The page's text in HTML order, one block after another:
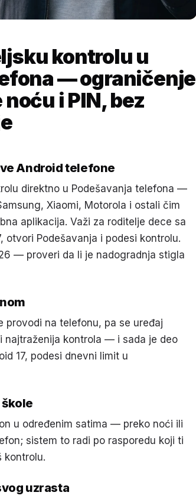
kontrolu u
— ograničenje
i PIN, bez
Android telefone
direktno u Podešavanja telefona —
Xiaomi, Motorola i ostali čim
aplikacija. Važi za roditelje dece sa
otvori Podešavanja i podesi kontrolu.
— proveri da li je nadogradnja stigla
provodi na telefonu, pa se uređaj
najtraženija kontrola — i sada je deo
17, podesi dnevni limit u
u određenim satima — preko noći ili
sistem to radi po rasporedu koji ti
kontrolu.
uzrasta